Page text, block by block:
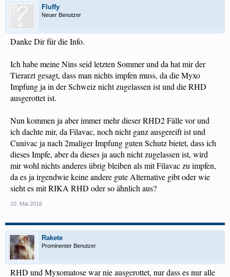
Fluffy
Neuer Benutzer
Danke Dir für die Info.
Ich habe meine Nins seid letzten Sommer und da hat mir der
Tierarzt gesagt, dass man nichts impfen muss, da die Myxo
Impfung ja in der Schweiz nicht zugelassen ist und die RHD
ausgerottet ist.
Nun kommen ja aber immer mehr dieser RHD2 Fälle vor und
ich dachte mir, da Filavac, noch nicht ganz ausgereift ist und
Cunivac ja nach 2maliger Impfung guten Schutz bietet, dass ich
dieses Impfe, aber da dieses ja auch nicht zugelassen ist, wird
mir wohl nichts anderes übrig bleiben als mit Filavac zu impfen,
da es ja irgendwie keine andere gute Alternative gibt oder wie
sieht es mit RIKA RHD oder so ähnlich aus?
10. Mai 2016
Rakete
Prominenter Benutzer
RHD und Myxomatose war nie ausgerottet, nur dass es nur alle